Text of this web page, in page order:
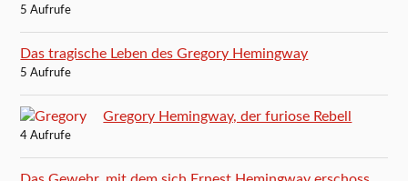
5 Aufrufe
Das tragische Leben des Gregory Hemingway
5 Aufrufe
Gregory Hemingway, der furiose Rebell
4 Aufrufe